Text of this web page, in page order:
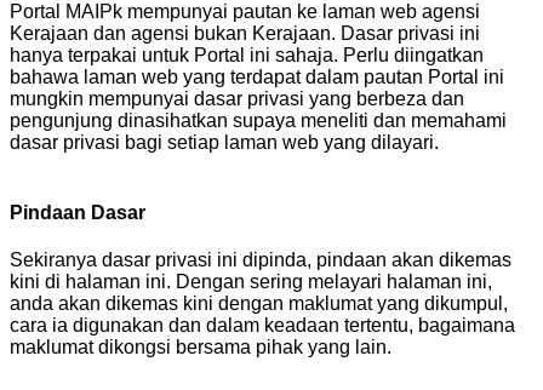
Portal MAIPk mempunyai pautan ke laman web agensi
Kerajaan dan agensi bukan Kerajaan. Dasar privasi ini
hanya terpakai untuk Portal ini sahaja. Perlu diingatkan
bahawa laman web yang terdapat dalam pautan Portal ini
mungkin mempunyai dasar privasi yang berbeza dan
pengunjung dinasihatkan supaya meneliti dan memahami
dasar privasi bagi setiap laman web yang dilayari.
Pindaan Dasar
Sekiranya dasar privasi ini dipinda, pindaan akan dikemas
kini di halaman ini. Dengan sering melayari halaman ini,
anda akan dikemas kini dengan maklumat yang dikumpul,
cara ia digunakan dan dalam keadaan tertentu, bagaimana
maklumat dikongsi bersama pihak yang lain.